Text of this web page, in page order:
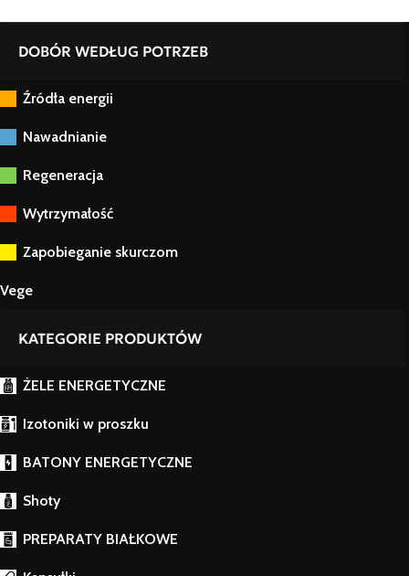
DOBÓR WEDŁUG POTRZEB
Źródła energii
Nawadnianie
Regeneracja
Wytrzymałość
Zapobieganie skurczom
Vege
KATEGORIE PRODUKTÓW
ŻELE ENERGETYCZNE
Izotoniki w proszku
BATONY ENERGETYCZNE
Shoty
PREPARATY BIAŁKOWE